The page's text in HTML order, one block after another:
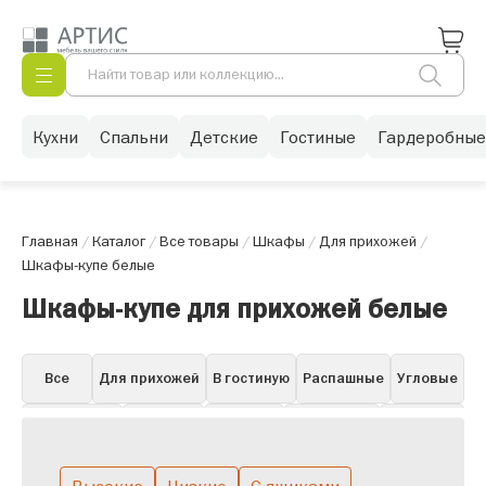
Кухни Спальни Детские Гостиные Гардеробные
Главная /Каталог/Все товары /Шкафы /Для прихожей /
Шкафы-купе белые
Шкафы-купе для прихожей белые
Все Для прихожей В гостиную Распашные Угловые
Витрины Белые в гостиную